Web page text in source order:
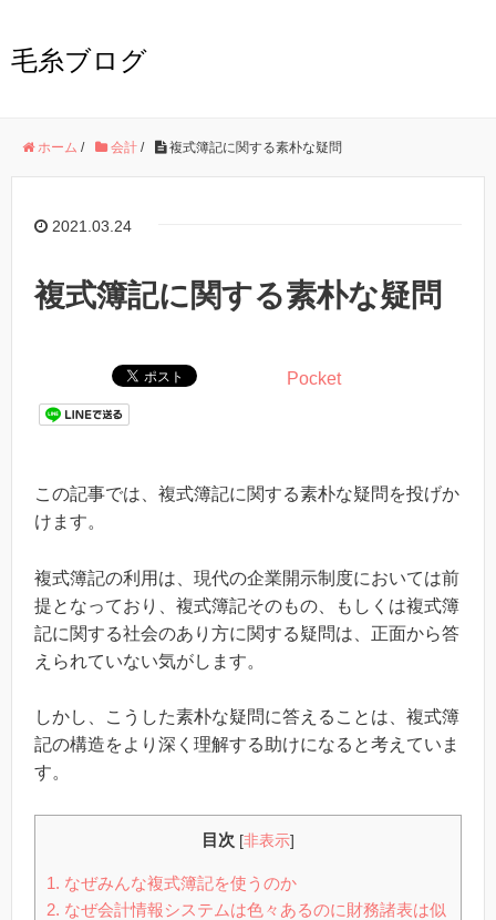
毛糸ブログ
ホーム / 会計 / 複式簿記に関する素朴な疑問
2021.03.24
複式簿記に関する素朴な疑問
Pocket
この記事では、複式簿記に関する素朴な疑問を投げか
けます。
複式簿記の利用は、現代の企業開示制度においては前
提となっており、複式簿記そのもの、もしくは複式簿
記に関する社会のあり方に関する疑問は、正面から答
えられていない気がします。
しかし、こうした素朴な疑問に答えることは、複式簿
記の構造をより深く理解する助けになると考えていま
す。
目次 [非表示]
1. なぜみんな複式簿記を使うのか
2. なぜ会計情報システムは色々あるのに財務諸表は似